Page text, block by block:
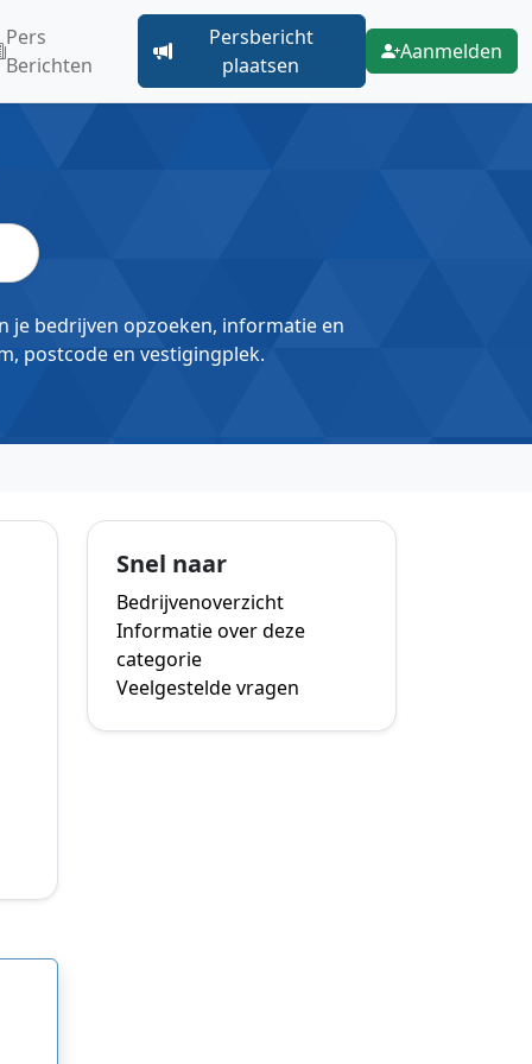
Pers
Berichten
Persbericht
plaatsen
Aanmelden
je bedrijven opzoeken, informatie en
postcode en vestigingplek.
Snel naar
Bedrijvenoverzicht
Informatie over deze
categorie
Veelgestelde vragen